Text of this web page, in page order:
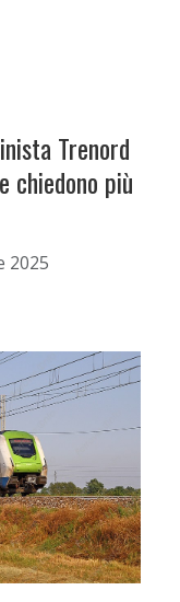
Trenord
chiedono più
2025